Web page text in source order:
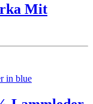
Mit